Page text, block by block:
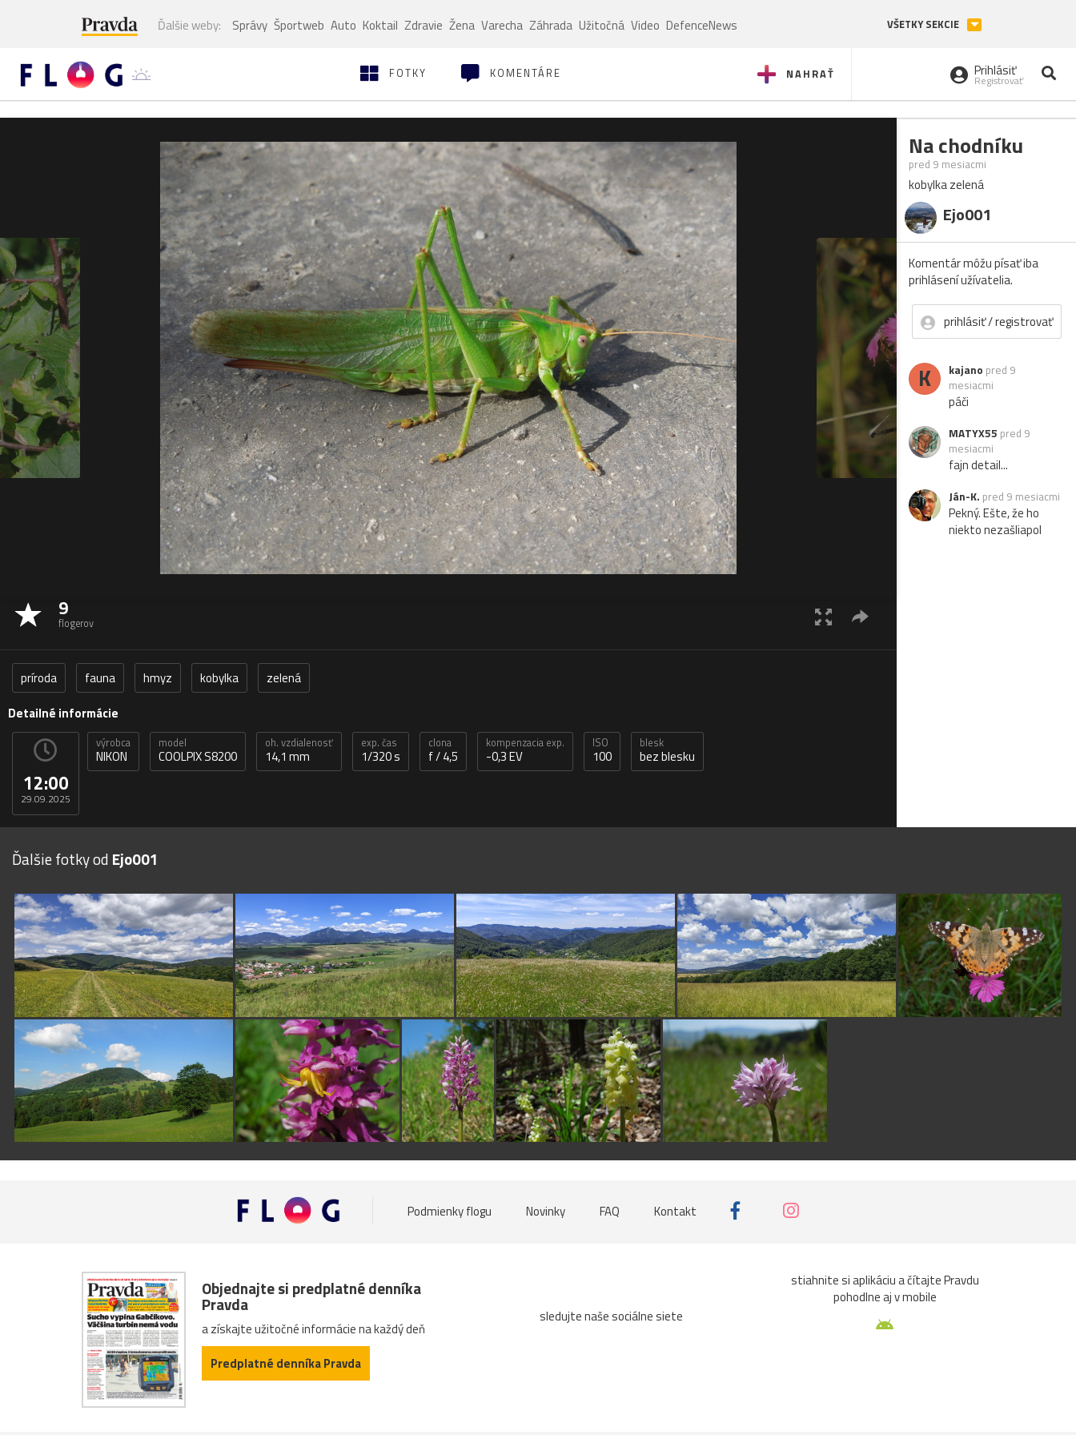
Ďalšie weby: Správy Športweb Auto Koktail Zdravie Žena Varecha Záhrada Užitočná Video DefenceNews VŠETKY SEKCIE
NAHRAŤ
FOTKY KOMENTÁRE Prihlásiť
Registrovať
9
flogerov
príroda fauna hmyz kobylka
zelená
Detailné informácie
12:00
29.09.2025
výrobca
NIKON
model
COOLPIX S8200
oh. vzdialenosť
14,1 mm
exp. čas
1/320 s
clona
f / 4,5
kompenzacia exp.
-0,3 EV
ISO
100
blesk
bez blesku
Na chodníku
pred 9 mesiacmi
kobylka zelená
Ejo001
Komentár môžu písať iba
prihlásení užívatelia.
prihlásiť / registrovať
K kajano pred 9
mesiacmi
páči
MATYX55 pred 9
mesiacmi
fajn detail...
Ján-K. pred 9 mesiacmi
Pekný. Ešte, že ho
niekto nezašliapol
Ďalšie fotky od Ejo001
Podmienky flogu Novinky FAQ Kontakt
Objednajte si predplatné denníka
Pravda
a získajte užitočné informácie na každý deň
Predplatné denníka Pravda
sledujte naše sociálne siete
stiahnite si aplikáciu a čítajte Pravdu
pohodlne aj v mobile